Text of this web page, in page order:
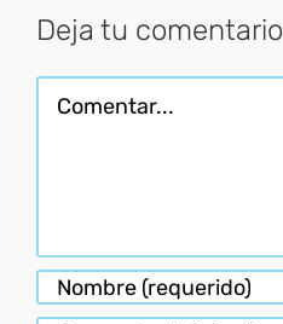
Deja tu comentario
Comentar